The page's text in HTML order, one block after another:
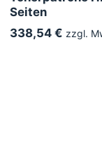
Seiten
338,54 € zzgl.